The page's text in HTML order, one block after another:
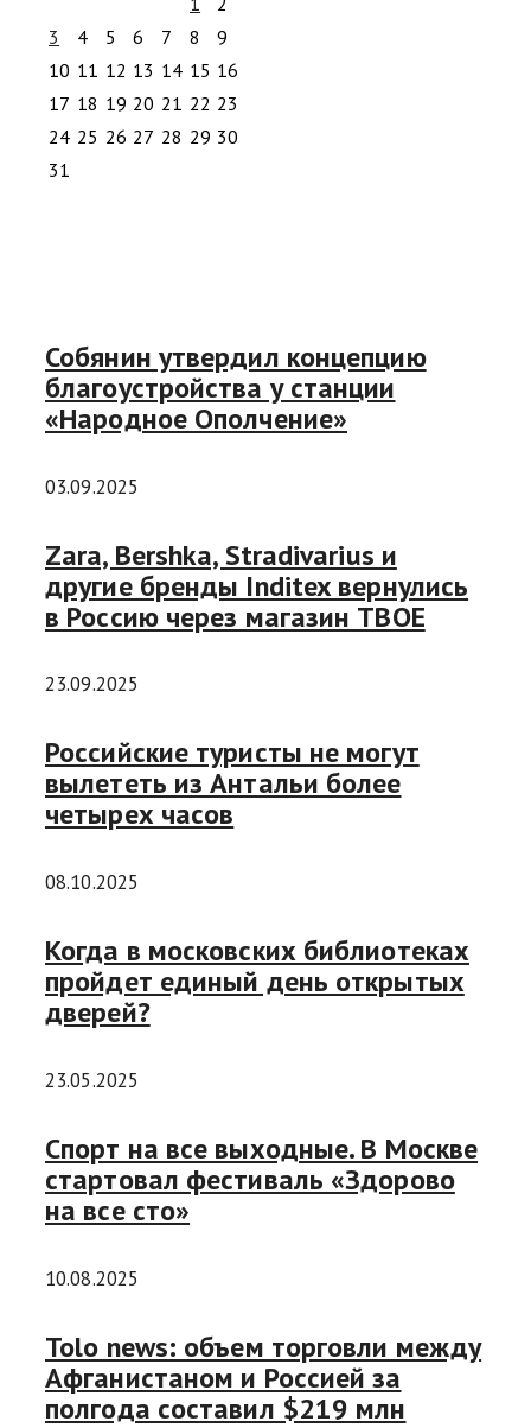
3
4 5 6 7 8
9
10 11 12 13 14 15 16
17 18 19 20 21 22 23
24 25 26 27 28 29 30
31
Собянин утвердил концепцию
благоустройства у станции
«Народное Ополчение»
03.09.2025
Zara, Bershka, Stradivarius и
другие бренды Inditex вернулись
в Россию через магазин ТВОЕ
23.09.2025
Российские туристы не могут
вылететь из Антальи более
четырех часов
08.10.2025
Когда в московских библиотеках
пройдет единый день открытых
дверей?
23.05.2025
Спорт на все выходные. В Москве
стартовал фестиваль «Здорово
на все сто»
10.08.2025
Tolo news: объем торговли между
Афганистаном и Россией за
полгода составил $219 млн